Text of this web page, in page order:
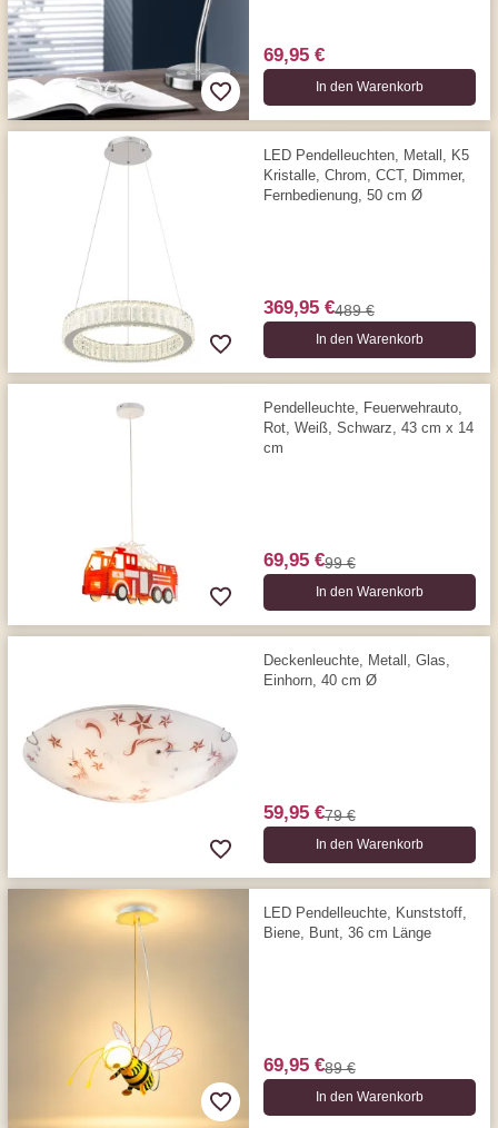
69,95 €
In den Warenkorb
LED Pendelleuchten, Metall, K5
Kristalle, Chrom, CCT, Dimmer,
Fernbedienung, 50 cm Ø
369,95 €489 €
In den Warenkorb
Pendelleuchte, Feuerwehrauto,
Rot, Weiß, Schwarz, 43 cm x 14
cm
69,95 €99 €
In den Warenkorb
Deckenleuchte, Metall, Glas,
Einhorn, 40 cm Ø
59,95 €79 €
In den Warenkorb
LED Pendelleuchte, Kunststoff,
Biene, Bunt, 36 cm Länge
69,95 €89 €
In den Warenkorb